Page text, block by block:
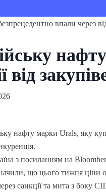
від
нафту марки Urals, яку
з посиланням на
що цього тижня ціни
санкції та мита з боку